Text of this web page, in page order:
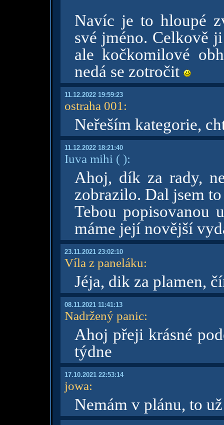
Navíc je to hloupé
své jméno. Celkově
ale kočkomilové
nedá se zotročit
11.12.2022 19:59:23
ostraha 001 :
Neřeším kategorie,
11.12.2022 18:21:40
Iuva mihi ( ):
Ahoj, dík za rady,
zobrazilo. Dal jsem
Tebou popisovanou
máme její novější
23.11.2021 23:02:10
Víla z paneláku:
Jéja, dik za plamen,
08.11.2021 11:41:13
Nadržený panic:
Ahoj přeji krásné
týdne
17.10.2021 22:53:14
jowa:
Nemám v plánu, to